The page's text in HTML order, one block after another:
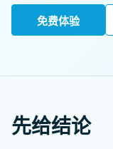
免费体验
先给结论